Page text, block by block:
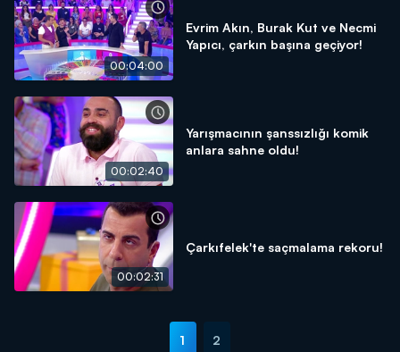
00:04:00
Evrim Akın, Burak Kut ve Necmi
Yapıcı, çarkın başına geçiyor!
00:02:40
Yarışmacının şanssızlığı komik
anlara sahne oldu!
00:02:31
Çarkıfelek'te saçmalama rekoru!
1 2